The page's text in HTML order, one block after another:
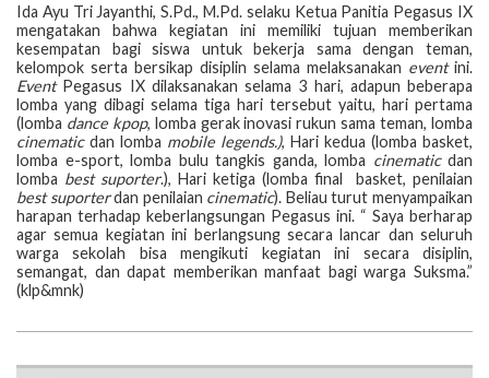
Ida Ayu Tri Jayanthi, S.Pd., M.Pd. selaku Ketua Panitia Pegasus IX
mengatakan bahwa kegiatan ini memiliki tujuan memberikan
kesempatan bagi siswa untuk bekerja sama dengan teman,
kelompok serta bersikap disiplin selama melaksanakan eventini.
EventPegasus IX dilaksanakan selama 3 hari, adapun beberapa
lomba yang dibagi selama tiga hari tersebut yaitu, hari pertama
(lomba dance kpop, lomba gerak inovasi rukun sama teman, lomba
cinematicdan lomba mobile legends.), Hari kedua (lomba basket,
lomba e-sport, lomba bulu tangkis ganda, lomba cinematicdan
lomba best suporter.), Hari ketiga (lomba final basket, penilaian
best suporterdan penilaian cinematic). Beliau turut menyampaikan
harapan terhadap keberlangsungan Pegasus ini. “ Saya berharap
agar semua kegiatan ini berlangsung secara lancar dan seluruh
warga sekolah bisa mengikuti kegiatan ini secara disiplin,
semangat, dan dapat memberikan manfaat bagi warga Suksma.”
(klp&mnk)